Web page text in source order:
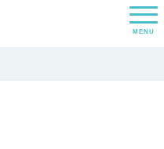
MENU